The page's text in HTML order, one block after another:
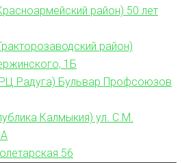
район) 50 лет
район)
1Б
Радуга) Бульвар Профсоюзов
Калмыкия) ул. С.М.
56